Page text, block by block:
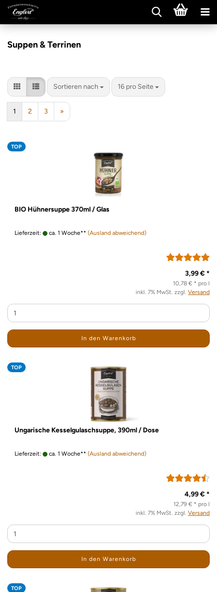
Suppen & Terrinen
Sortieren nach
Sortieren nach 16 pro Seite
pro Seite
1 2 3 »
TOP
BIO Hühnersuppe 370ml / Glas
Lieferzeit: ca. 1 Woche** (Ausland abweichend)
3,99 € *
10,78 € * pro l
inkl. 7% MwSt. zzgl. Versand
In den Warenkorb
TOP
Ungarische Kesselgulaschsuppe, 390ml / Dose
Lieferzeit: ca. 1 Woche** (Ausland abweichend)
4,99 € *
12,79 € * pro l
inkl. 7% MwSt. zzgl. Versand
In den Warenkorb
TOP